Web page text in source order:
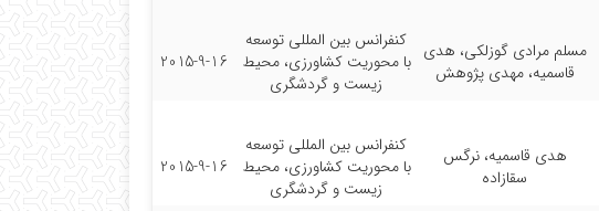
مسلم مرادی گوزلکی، هدی
قاسمیه، مهدی پژوهش
کنفرانس بین المللی توسعه
با محوریت کشاورزی، محیط
زیست و گردشگری
2015-9-16
هدی قاسمیه، نرگس
سقازاده
کنفرانس بین المللی توسعه
با محوریت کشاورزی، محیط
زیست و گردشگری
2015-9-16